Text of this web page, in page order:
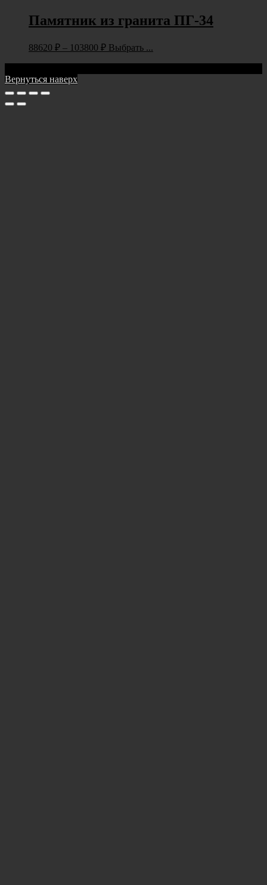
Памятник из гранита ПГ-34
88620 ₽ – 103800 ₽ Выбрать ...
Вернуться наверх